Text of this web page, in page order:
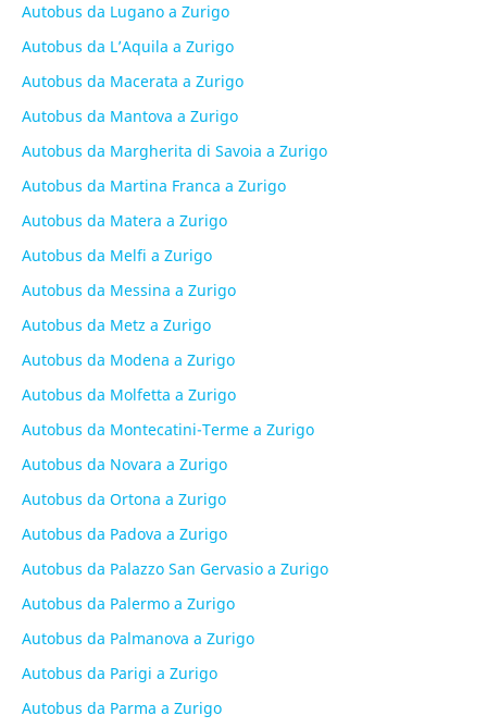
Autobus da Lugano a Zurigo
Autobus da L’Aquila a Zurigo
Autobus da Macerata a Zurigo
Autobus da Mantova a Zurigo
Autobus da Margherita di Savoia a Zurigo
Autobus da Martina Franca a Zurigo
Autobus da Matera a Zurigo
Autobus da Melfi a Zurigo
Autobus da Messina a Zurigo
Autobus da Metz a Zurigo
Autobus da Modena a Zurigo
Autobus da Molfetta a Zurigo
Autobus da Montecatini-Terme a Zurigo
Autobus da Novara a Zurigo
Autobus da Ortona a Zurigo
Autobus da Padova a Zurigo
Autobus da Palazzo San Gervasio a Zurigo
Autobus da Palermo a Zurigo
Autobus da Palmanova a Zurigo
Autobus da Parigi a Zurigo
Autobus da Parma a Zurigo